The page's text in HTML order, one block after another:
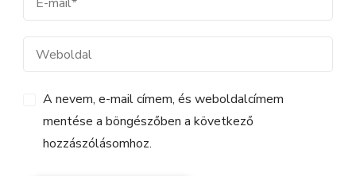
A nevem, e-mail címem, és weboldalcímem
mentése a böngészőben a következő
hozzászólásomhoz.